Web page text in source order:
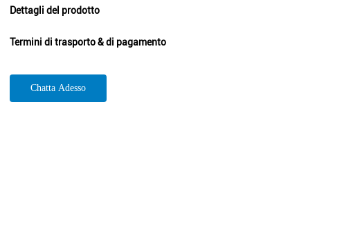
Dettagli del prodotto
Termini di trasporto & di pagamento
Chatta Adesso